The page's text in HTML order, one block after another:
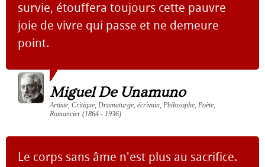
survie, étouffera toujours cette pauvre
joie de vivre qui passe et ne demeure
point.
Miguel De Unamuno
Artiste, Critique, Dramaturge, écrivain, Philosophe, Poète,
Romancier (1864 - 1936)
Le corps sans âme n'est plus au sacrifice.